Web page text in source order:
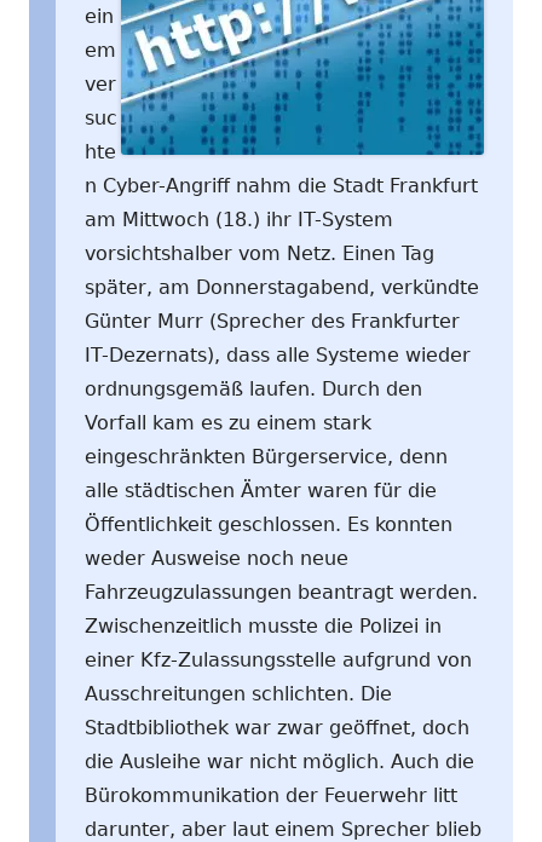
ein
em
ver
suc
hte
n Cyber-Angriff nahm die Stadt Frankfurt
am Mittwoch (18.) ihr IT-System
vorsichtshalber vom Netz. Einen Tag
später, am Donnerstagabend, verkündte
Günter Murr (Sprecher des Frankfurter
IT-Dezernats), dass alle Systeme wieder
ordnungsgemäß laufen. Durch den
Vorfall kam es zu einem stark
eingeschränkten Bürgerservice, denn
alle städtischen Ämter waren für die
Öffentlichkeit geschlossen. Es konnten
weder Ausweise noch neue
Fahrzeugzulassungen beantragt werden.
Zwischenzeitlich musste die Polizei in
einer Kfz-Zulassungsstelle aufgrund von
Ausschreitungen schlichten. Die
Stadtbibliothek war zwar geöffnet, doch
die Ausleihe war nicht möglich. Auch die
Bürokommunikation der Feuerwehr litt
darunter, aber laut einem Sprecher blieb